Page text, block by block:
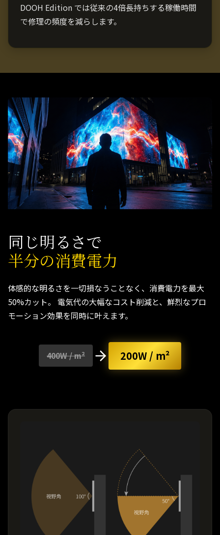
DOOH Edition では従来の4倍長持ちする稼働時間
で修理の頻度を減らします。
同じ明るさで
半分の消費電力
体感的な明るさを一切損なうことなく、消費電力を最大
50%カット。 電気代の大幅なコスト削減と、鮮烈なプロ
モーション効果を同時に叶えます。
400W / m² 200W / m²